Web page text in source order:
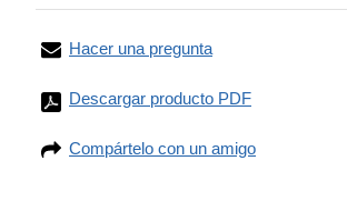
Hacer una pregunta
Descargar producto PDF
Compártelo con un amigo